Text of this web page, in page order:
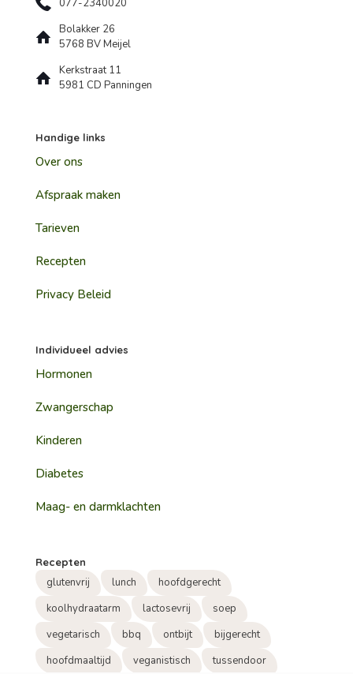
077-2340020
Bolakker 26
5768 BV Meijel
Kerkstraat 11
5981 CD Panningen
Handige links
Over ons
Afspraak maken
Tarieven
Recepten
Privacy Beleid
Individueel advies
Hormonen
Zwangerschap
Kinderen
Diabetes
Maag- en darmklachten
Recepten
glutenvrij lunch
hoofdgerecht
koolhydraatarm
lactosevrij
soep
vegetarisch
bbq ontbijt
bijgerecht
hoofdmaaltijd
veganistisch tussendoor